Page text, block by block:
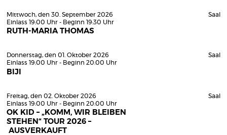
Mittwoch, den 30. September 2026
Einlass 19:00 Uhr - Beginn 19:30 Uhr
RUTH-MARIA THOMAS
Saal
Donnerstag, den 01. Oktober 2026
Einlass 19:00 Uhr - Beginn 20:00 Uhr
BIJI
Saal
Freitag, den 02. Oktober 2026
Einlass 19:00 Uhr - Beginn 20:00 Uhr
OK KID – „KOMM, WIR BLEIBEN
STEHEN“ TOUR 2026 –
AUSVERKAUFT
Saal